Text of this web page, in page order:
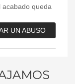
acabado queda
UN ABUSO